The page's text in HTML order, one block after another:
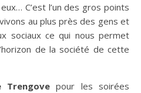
C’est l’un des gros points
au plus près des gens et
sociaux ce qui nous permet
de la société de cette
Trengovepour les soirées